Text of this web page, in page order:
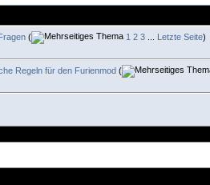
( 1 2 3 Letzte Seite)
Regeln für den Furienmod (